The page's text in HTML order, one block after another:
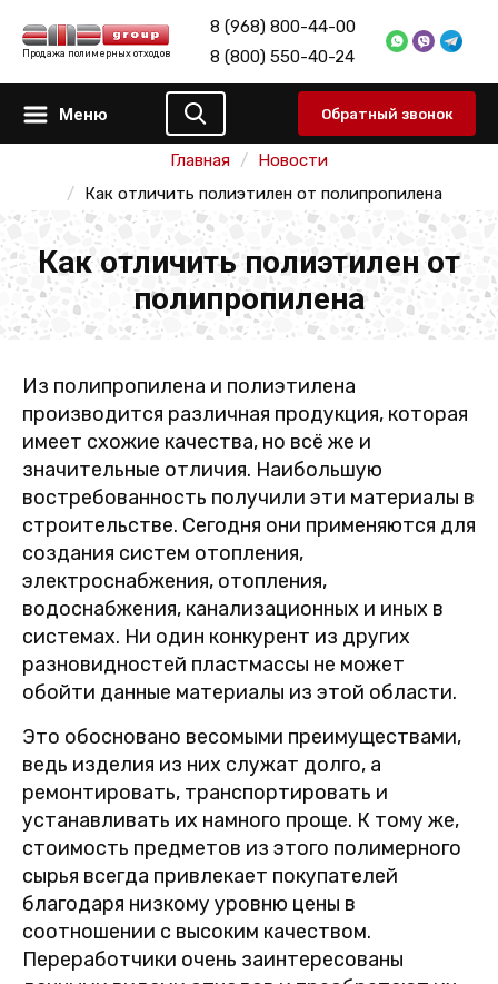
Продажа полимерных отходов
8 (968) 800-44-00
8 (800) 550-40-24
Меню Обратный звонок
Главная
Новости
Как отличить полиэтилен от полипропилена
Как отличить полиэтилен от
полипропилена
Из полипропилена и полиэтилена
производится различная продукция, которая
имеет схожие качества, но всё же и
значительные отличия. Наибольшую
востребованность получили эти материалы в
строительстве. Сегодня они применяются для
создания систем отопления,
электроснабжения, отопления,
водоснабжения, канализационных и иных в
системах. Ни один конкурент из других
разновидностей пластмассы не может
обойти данные материалы из этой области.
Это обосновано весомыми преимуществами,
ведь изделия из них служат долго, а
ремонтировать, транспортировать и
устанавливать их намного проще. К тому же,
стоимость предметов из этого полимерного
сырья всегда привлекает покупателей
благодаря низкому уровню цены в
соотношении с высоким качеством.
Переработчики очень заинтересованы